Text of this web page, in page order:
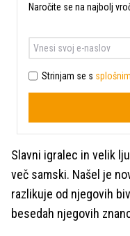
Naročite se na najbolj
Strinjam se s
Slavni igralec in velik
več samski. Našel je
razlikuje od njegovih
besedah njegovih